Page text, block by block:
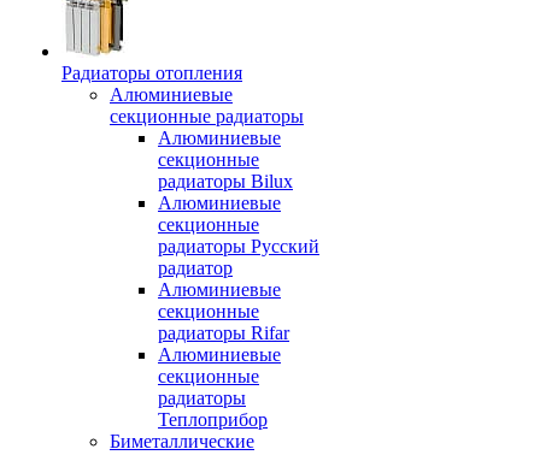
Радиаторы отопления
Алюминиевые
секционные радиаторы
Алюминиевые
секционные
радиаторы Bilux
Алюминиевые
секционные
радиаторы Русский
радиатор
Алюминиевые
секционные
радиаторы Rifar
Алюминиевые
секционные
радиаторы
Теплоприбор
Биметаллические